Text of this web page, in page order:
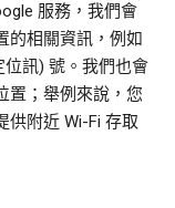
服務，我們會
的相關資訊，例如
位訊) 號。我們也會
置；舉例來說，您
供附近 Wi-Fi 存取